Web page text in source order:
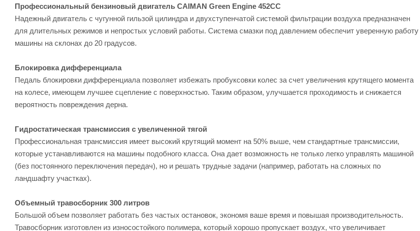
Профессиональный бензиновый двигатель CAIMAN Green Engine 452CC
Надежный двигатель с чугунной гильзой цилиндра и двухступенчатой системой фильтрации воздуха предназначен
для длительных режимов и непростых условий работы. Система смазки под давлением обеспечит уверенную работу
машины на склонах до 20 градусов.
Блокировка дифференциала
Педаль блокировки дифференциала позволяет избежать пробуксовки колес за счет увеличения крутящего момента
на колесе, имеющем лучшее сцепление с поверхностью. Таким образом, улучшается проходимость и снижается
вероятность повреждения дерна.
Гидростатическая трансмиссия с увеличенной тягой
Профессиональная трансмиссия имеет высокий крутящий момент на 50% выше, чем стандартные трансмиссии,
которые устанавливаются на машины подобного класса. Она дает возможность не только легко управлять машиной
(без постоянного переключения передач), но и решать трудные задачи (например, работать на сложных по
ландшафту участках).
Объемный травосборник 300 литров
Большой объем позволяет работать без частых остановок, экономя ваше время и повышая производительность.
Травосборник изготовлен из износостойкого полимера, который хорошо пропускает воздух, что увеличивает